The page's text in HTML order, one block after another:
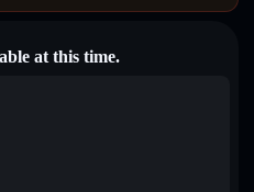
at this time.